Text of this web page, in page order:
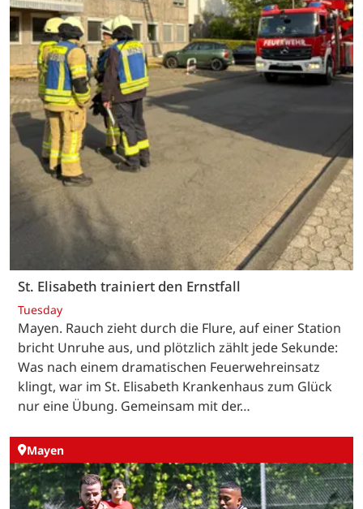
St. Elisabeth trainiert den Ernstfall
Tuesday
Mayen. Rauch zieht durch die Flure, auf einer Station
bricht Unruhe aus, und plötzlich zählt jede Sekunde:
Was nach einem dramatischen Feuerwehreinsatz
klingt, war im St. Elisabeth Krankenhaus zum Glück
nur eine Übung. Gemeinsam mit der…
Mayen